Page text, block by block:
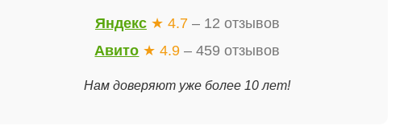
Яндекс ★ 4.7 – 12 отзывов
Авито ★ 4.9 – 459 отзывов
Нам доверяют уже более 10 лет!